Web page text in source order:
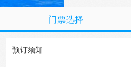
门票选择
预订须知